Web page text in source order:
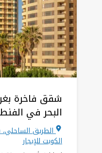
شقق فاخرة
البحر في
الكويت للإيجار